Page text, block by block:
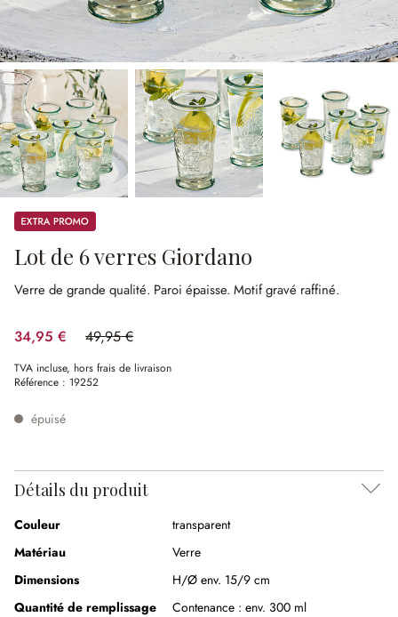
Promos
Lot de 6 verres Giordano
Verre de grande qualité. Paroi épaisse. Motif gravé raffiné.
34,95 € 49,95 €
(30.03%spared)
TVA incluse, hors frais de livraison
Référence : 19252
épuisé
Détails du produit
Couleur
transparent
Matériau
Verre
Dimensions
H/Ø env. 15/9 cm
Quantité de remplissage
Contenance : env. 300 ml